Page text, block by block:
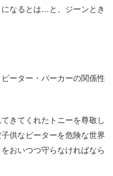
なるとは…と、ジーンとき
ーター・パーカーの関係性
きてくれたトニーを尊敬し
供なピーターを危険な世界
おいつつ守らなければなら